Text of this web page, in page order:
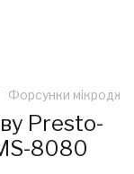
Форсунки
Presto-
8080